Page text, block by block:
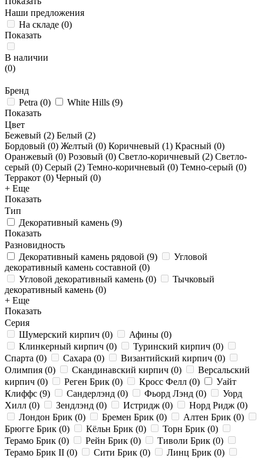
Наши предложения
На складе (0)
Показать
В наличии
(0)
Бренд
Petra (0) White Hills (9)
Показать
Цвет
Бежевый (2) Белый (2)
Бордовый (0) Желтый (0) Коричневый (1) Красный (0)
Оранжевый (0) Розовый (0) Светло-коричневый (2) Светло-
серый (0) Серый (2) Темно-коричневый (0) Темно-серый (0)
Терракот (0) Черный (0)
+ Еще
Показать
Тип
Декоративный камень (9)
Показать
Разновидность
Декоративный камень рядовой (9)
Угловой
декоративный камень составной (0)
Угловой декоративный камень (0)
Тычковый
декоративный камень (0)
+ Еще
Показать
Серия
Шумерский кирпич (0) Афины (0)
Клинкерный кирпич (0) Туринский кирпич (0)
Спарта (0) Сахара (0) Византийский кирпич (0)
Олимпия (0) Скандинавский кирпич (0)
Версальский
кирпич (0) Реген Брик (0) Кросс Фелл (0)
Уайт
Клиффс (9) Сандерлэнд (0) Фьорд Лэнд (0)
Уорд
Хилл (0) Зендлэнд (0) Истридж (0) Норд Ридж (0)
Лондон Брик (0) Бремен Брик (0) Алтен Брик (0)
Брюгге Брик (0) Кёльн Брик (0) Торн Брик (0)
Терамо Брик (0) Рейн Брик (0) Тиволи Брик (0)
Терамо Брик II (0) Сити Брик (0) Линц Брик (0)